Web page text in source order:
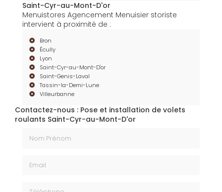
Saint-Cyr-au-Mont-D'or
Menuistores Agencement Menuisier storiste
intervient à proximité de :
Bron
Écully
Lyon
Saint-Cyr-au-Mont-D'or
Saint-Genis-Laval
Tassin-la-Demi-Lune
Villeurbanne
Contactez-nous : Pose et installation de volets
roulants Saint-Cyr-au-Mont-D'or